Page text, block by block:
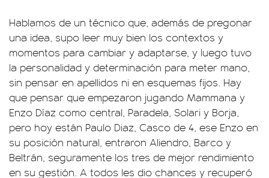
Hablamos de un técnico que, además de pregonar
una idea, supo leer muy bien los contextos y
momentos para cambiar y adaptarse, y luego tuvo
la personalidad y determinación para meter mano,
sin pensar en apellidos ni en esquemas fijos. Hay
que pensar que empezaron jugando Mammana y
Enzo Díaz como central, Paradela, Solari y Borja,
pero hoy están Paulo Diaz, Casco de 4, ese Enzo en
su posición natural, entraron Aliendro, Barco y
Beltrán, seguramente los tres de mejor rendimiento
en su gestión. A todos les dio chances y recuperó